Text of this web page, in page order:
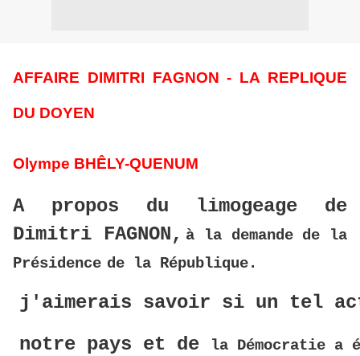
AFFAIRE DIMITRI FAGNON - LA REPLIQUE
DU DOYEN
Olympe BHÊLY-QUENUM
A propos du limogeage de
Dimitri FAGNON, à la demande de la
Présidence de la République.
j'aimerais savoir si un tel
notre pays et de
la Démocratie a